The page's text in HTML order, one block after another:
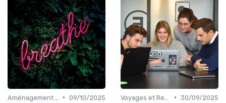
• 09/10/2025
• 30/09/2025